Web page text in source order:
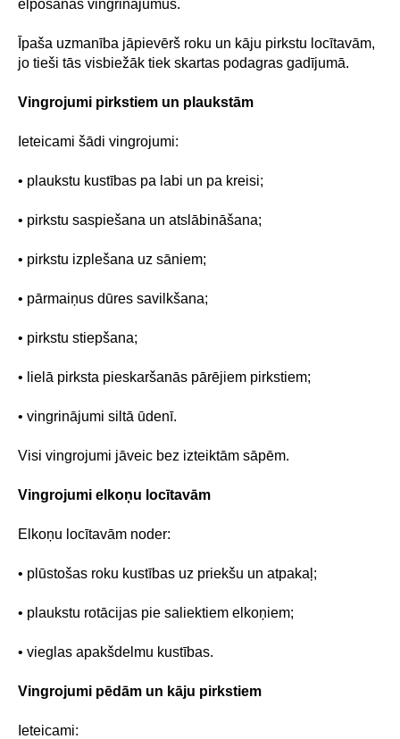
elpošanas vingrinājumus.
Īpaša uzmanība jāpievērš roku un kāju pirkstu locītavām,
jo tieši tās visbiežāk tiek skartas podagras gadījumā.
Vingrojumi pirkstiem un plaukstām
Ieteicami šādi vingrojumi:
• plaukstu kustības pa labi un pa kreisi;
• pirkstu saspiešana un atslābināšana;
• pirkstu izplešana uz sāniem;
• pārmaiņus dūres savilkšana;
• pirkstu stiepšana;
• lielā pirksta pieskaršanās pārējiem pirkstiem;
• vingrinājumi siltā ūdenī.
Visi vingrojumi jāveic bez izteiktām sāpēm.
Vingrojumi elkoņu locītavām
Elkoņu locītavām noder:
• plūstošas roku kustības uz priekšu un atpakaļ;
• plaukstu rotācijas pie saliektiem elkoņiem;
• vieglas apakšdelmu kustības.
Vingrojumi pēdām un kāju pirkstiem
Ieteicami: